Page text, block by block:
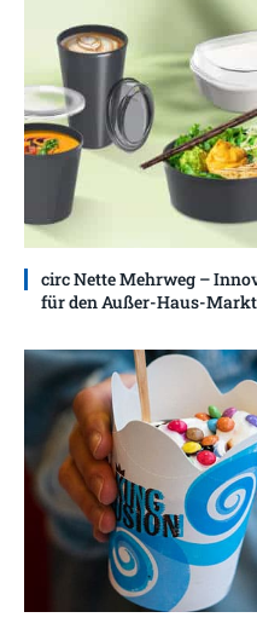
circ Nette Mehrweg –
für den Außer-Haus-Markt